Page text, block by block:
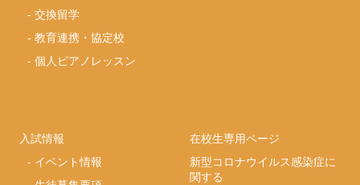
-交換留学
-教育連携・協定校
-個人ピアノレッスン
入試情報
- イベント情報
在校生専用ページ
新型コロナウイルス感染症に
関する